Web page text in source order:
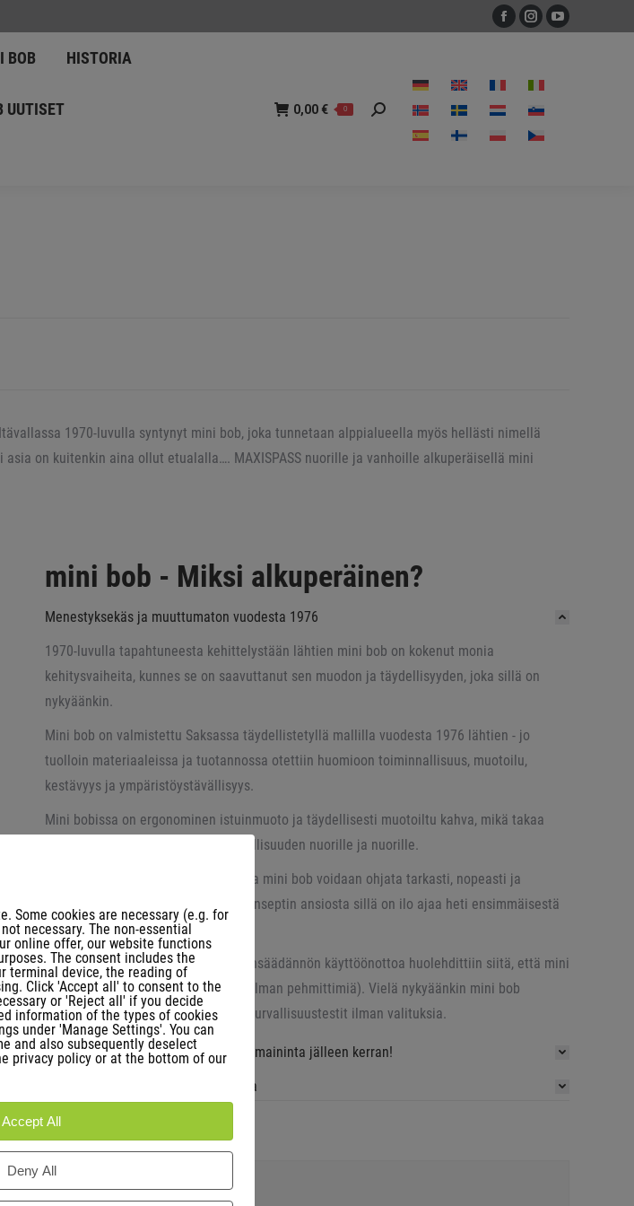
Facebook
uuteen
ikkunaan
Instagram
uuteen
ikkunaan
YouTube
BOB HISTORIA
UUTISET 0,00 € 0 Search:
1970-luvulla syntynyt mini bob, joka tunnetaan alppialueella myös hellästi nimellä
on kuitenkin aina ollut etualalla…. MAXISPASS nuorille ja vanhoille alkuperäisellä mini
mini bob - Miksi alkuperäinen?
Menestyksekäs ja muuttumaton vuodesta 1976
1970-luvulla tapahtuneesta kehittelystään lähtien mini bob on kokenut monia
kehitysvaiheita, kunnes se on saavuttanut sen muodon ja täydellisyyden, joka sillä on
nykyäänkin.
Mini bob on valmistettu Saksassa täydellistetyllä mallilla vuodesta 1976 lähtien - jo
tuolloin materiaaleissa ja tuotannossa otettiin huomioon toiminnallisuus, muotoilu,
kestävyys ja ympäristöystävällisyys.
Mini bobissa on ergonominen istuinmuoto ja täydellisesti muotoiltu kahva, mikä takaa
maksimaalisen hauskuuden ja turvallisuuden nuorille ja nuorille.
Joystickin ja erikoismuodon ansiosta mini bob voidaan ohjata tarkasti, nopeasti ja
turvallisesti. Intuitiivisen toimintakonseptin ansiosta sillä on ilo ajaa heti ensimmäisestä
minuutista lähtien.
Jo vuosia ennen asiaa koskevan lainsäädännön käyttöönottoa huolehdittiin siitä, että mini
bob valmistettiin ilman ftalaatteja (ilman pehmittimiä). Vielä nykyäänkin mini bob
läpäisee korkeimmat materiaali- ja turvallisuustestit ilman valituksia.
Bob.art Industry Award 2014 -kunniamaininta jälleen kerran!
Keksitty Itävallassa - Tehty Saksassa
Search:
Some cookies are necessary (e.g. for
necessary. The non-essential
online offer, our website functions
The consent includes the
terminal device, the reading of
Click 'Accept all' to consent to the
or 'Reject all' if you decide
information of the types of cookies
under 'Manage Settings'. You can
and also subsequently deselect
privacy policy or at the bottom of our
Accept All
Deny All